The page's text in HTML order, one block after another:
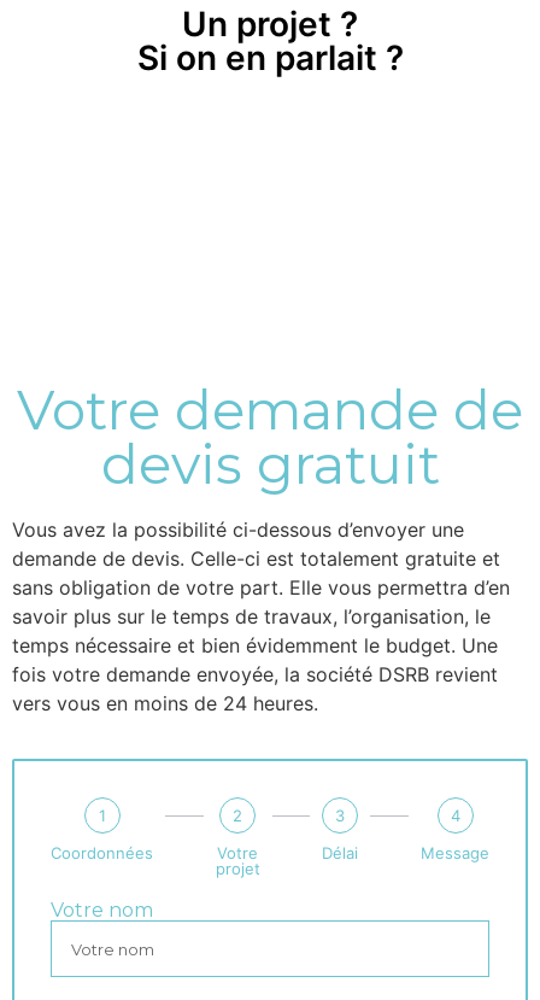
Un projet ?
Si on en parlait ?
Votre demande de
devis gratuit
Vous avez la possibilité ci-dessous d’envoyer une
demande de devis. Celle-ci est totalement gratuite et
sans obligation de votre part. Elle vous permettra d’en
savoir plus sur le temps de travaux, l’organisation, le
temps nécessaire et bien évidemment le budget. Une
fois votre demande envoyée, la société DSRB revient
vers vous en moins de 24 heures.
1
Coordonnées
2
Votre
projet
3
Délai
4
Message
Votre nom